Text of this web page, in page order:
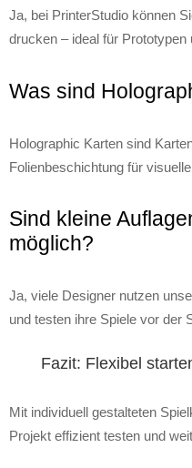
Ja, bei PrinterStudio können
drucken – ideal für Prototypen
Was sind
Holographic Karten sind
Folienbeschichtung für
Sind kleine
möglich?
Ja, viele Designer nutzen
und testen ihre Spiele vor der
Fazit: Flexibel
Mit individuell gestalteten
Projekt effizient testen und